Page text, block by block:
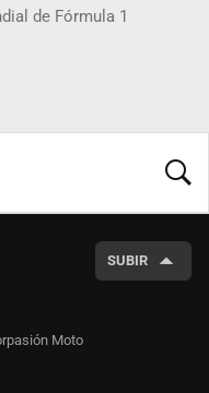
de Fórmula 1
SUBIR
Moto